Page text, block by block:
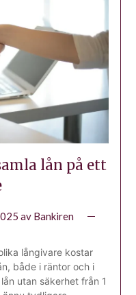
lån på ett
av Bankiren
långivare kostar
både i räntor och i
utan säkerhet från 1